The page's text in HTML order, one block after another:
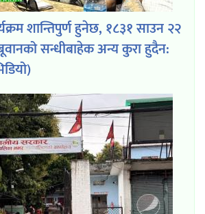
शान्तिपुर्ण हुनेछ, १८३१ साउन २२
सन्धीबाहेक अन्य कुरा हुदैन: